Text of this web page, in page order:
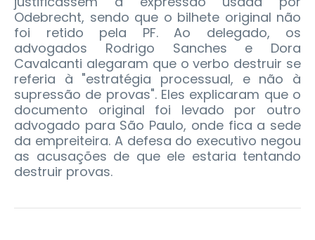
Odebrecht, sendo que o bilhete original não
foi retido pela PF. Ao delegado, os
advogados Rodrigo Sanches e Dora
Cavalcanti alegaram que o verbo destruir se
referia à "estratégia processual, e não à
supressão de provas". Eles explicaram que o
documento original foi levado por outro
advogado para São Paulo, onde fica a sede
da empreiteira. A defesa do executivo negou
as acusações de que ele estaria tentando
destruir provas.